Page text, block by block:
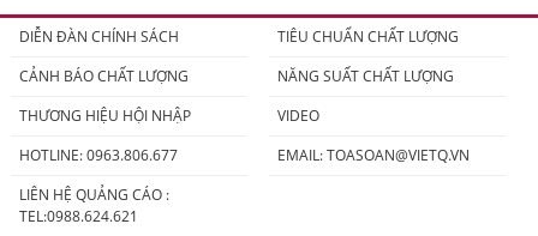
DIỄN ĐÀN CHÍNH SÁCH
TIÊU CHUẨN CHẤT LƯỢNG
CẢNH BÁO CHẤT LƯỢNG
NĂNG SUẤT CHẤT LƯỢNG
THƯƠNG HIỆU HỘI NHẬP
VIDEO
HOTLINE: 0963.806.677
EMAIL:TOASOAN@VIETQ.VN
LIÊN HỆ QUẢNG CÁO :
TEL:0988.624.621